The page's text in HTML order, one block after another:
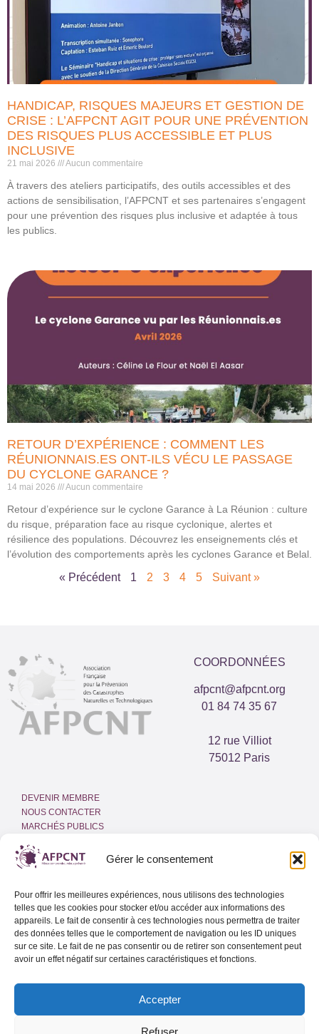
Gérer le consentement
Pour offrir les meilleures expériences, nous utilisons des technologies
telles que les cookies pour stocker et/ou accéder aux informations des
appareils. Le fait de consentir à ces technologies nous permettra de traiter
des données telles que le comportement de navigation ou les ID uniques
sur ce site. Le fait de ne pas consentir ou de retirer son consentement peut
avoir un effet négatif sur certaines caractéristiques et fonctions.
Accepter
Refuser
HANDICAP, RISQUES MAJEURS ET GESTION DE
CRISE : L’AFPCNT AGIT POUR UNE PRÉVENTION
DES RISQUES PLUS ACCESSIBLE ET PLUS
INCLUSIVE
21 mai 2026 Aucun commentaire
À travers des ateliers participatifs, des outils accessibles et des
actions de sensibilisation, l’AFPCNT et ses partenaires s’engagent
pour une prévention des risques plus inclusive et adaptée à tous
les publics.
RETOUR D’EXPÉRIENCE : COMMENT LES
RÉUNIONNAIS.ES ONT-ILS VÉCU LE PASSAGE
DU CYCLONE GARANCE ?
14 mai 2026 Aucun commentaire
Retour d’expérience sur le cyclone Garance à La Réunion : culture
du risque, préparation face au risque cyclonique, alertes et
résilience des populations. Découvrez les enseignements clés et
l’évolution des comportements après les cyclones Garance et Belal.
« Précédent 1 2 3 4 5 Suivant »
COORDONNÉES
afpcnt@afpcnt.org
01 84 74 35 67
12 rue Villiot
75012 Paris
DEVENIR MEMBRE
NOUS CONTACTER
MARCHÉS PUBLICS
INTRANET
POLITIQUE DE COOKIES
(UE)
Adresse email
Lettre d’info spéciale Outre-Mer